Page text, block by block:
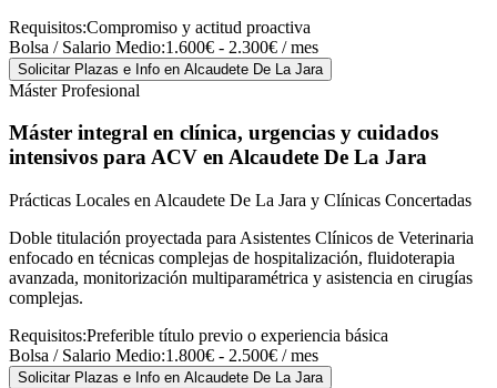
Requisitos:Compromiso y actitud proactiva
Bolsa / Salario Medio:1.600€ - 2.300€ / mes
Solicitar Plazas e Info en Alcaudete De La Jara
Máster Profesional
Máster integral en clínica, urgencias y cuidados
intensivos para ACV en Alcaudete De La Jara
Prácticas Locales en Alcaudete De La Jara y Clínicas Concertadas
Doble titulación proyectada para Asistentes Clínicos de Veterinaria
enfocado en técnicas complejas de hospitalización, fluidoterapia
avanzada, monitorización multiparamétrica y asistencia en cirugías
complejas.
Requisitos:Preferible título previo o experiencia básica
Bolsa / Salario Medio:1.800€ - 2.500€ / mes
Solicitar Plazas e Info en Alcaudete De La Jara